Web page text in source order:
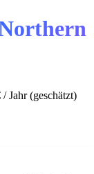
Jahr (geschätzt)